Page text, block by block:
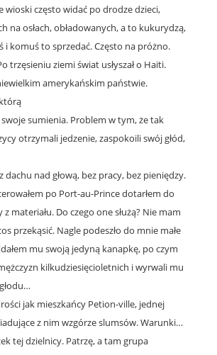
wioski często widać po drodze dzieci,
na osłach, obładowanych, a to kukurydzą,
i komuś to sprzedać. Często na próżno.
trzęsieniu ziemi świat usłyszał o Haiti.
amerykańskim państwie.
sumienia. Problem w tym, że tak
otrzymali jedzenie, zaspokoili swój głód,
dachu nad głową, bez pracy, bez pieniędzy.
po Port-au-Prince dotarłem do
materiału. Do czego one służą? Nie mam
przekąsić. Nagle podeszło do mnie małe
mu swoją jedyną kanapkę, po czym
kilkudziesięcioletnich i wyrwali mu
jak mieszkańcy Petion-ville, jednej
z nim wzgórze slumsów. Warunki…
tej dzielnicy. Patrzę, a tam grupa